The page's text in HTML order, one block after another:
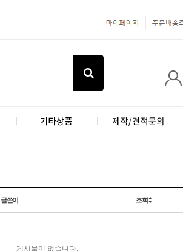
글쓴이 조회
게시물이 없습니다.